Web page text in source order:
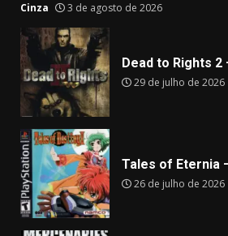
Cinza 3 de agosto de 2026
Dead to Rights 2
29 de julho de 2026
Tales of Eternia
26 de julho de 2026